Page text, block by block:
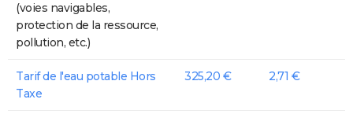
(voies navigables,
protection de la ressource,
pollution, etc.)
Tarif de l'eau potable Hors
Taxe
325,20 € 2,71 €